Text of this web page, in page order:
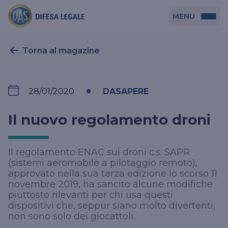
Persona
DAS in Movimento
La nostra famiglia, la nostra casa, la nostra intimità.
Azienda
DAS Tutela Aziende
DAS Impresa Edile
DAS Tutela Manager P. Giuridica
DAS in Condominio
DAS Circolazione Business
DAS Ritiro Patente Business
Professionista
DAS Professionista
DAS Professione Sanitaria
DAS Tutela Manager P. Fisica
Cerca Agenzia
MENU
Torna al magazine
28/01/2020 DASAPERE
Il nuovo regolamento droni
Il regolamento ENAC sui droni c.s. SAPR
(sistemi aeromobile a pilotaggio remoto),
approvato nella sua terza edizione lo scorso 11
novembre 2019, ha sancito alcune modifiche
piuttosto rilevanti per chi usa questi
dispositivi che, seppur siano molto divertenti,
non sono solo dei giocattoli.